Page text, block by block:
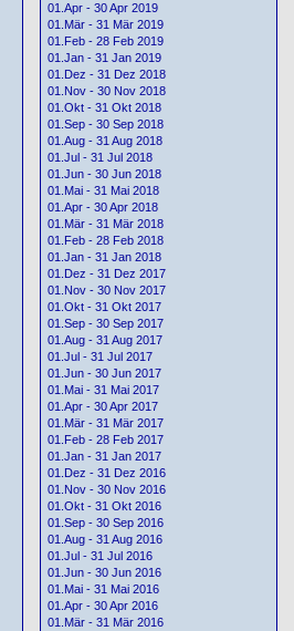
01.Apr - 30 Apr 2019
01.Mär - 31 Mär 2019
01.Feb - 28 Feb 2019
01.Jan - 31 Jan 2019
01.Dez - 31 Dez 2018
01.Nov - 30 Nov 2018
01.Okt - 31 Okt 2018
01.Sep - 30 Sep 2018
01.Aug - 31 Aug 2018
01.Jul - 31 Jul 2018
01.Jun - 30 Jun 2018
01.Mai - 31 Mai 2018
01.Apr - 30 Apr 2018
01.Mär - 31 Mär 2018
01.Feb - 28 Feb 2018
01.Jan - 31 Jan 2018
01.Dez - 31 Dez 2017
01.Nov - 30 Nov 2017
01.Okt - 31 Okt 2017
01.Sep - 30 Sep 2017
01.Aug - 31 Aug 2017
01.Jul - 31 Jul 2017
01.Jun - 30 Jun 2017
01.Mai - 31 Mai 2017
01.Apr - 30 Apr 2017
01.Mär - 31 Mär 2017
01.Feb - 28 Feb 2017
01.Jan - 31 Jan 2017
01.Dez - 31 Dez 2016
01.Nov - 30 Nov 2016
01.Okt - 31 Okt 2016
01.Sep - 30 Sep 2016
01.Aug - 31 Aug 2016
01.Jul - 31 Jul 2016
01.Jun - 30 Jun 2016
01.Mai - 31 Mai 2016
01.Apr - 30 Apr 2016
01.Mär - 31 Mär 2016